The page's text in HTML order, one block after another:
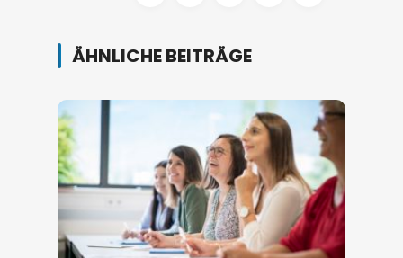
ÄHNLICHE BEITRÄGE